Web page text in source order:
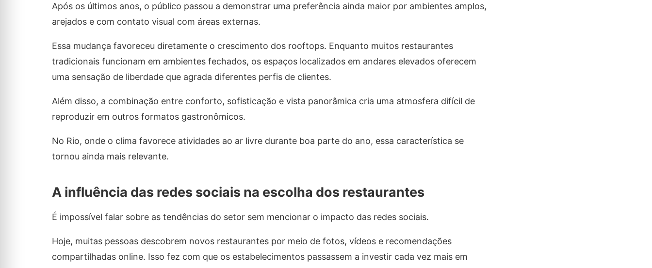
Após os últimos anos, o público passou a demonstrar uma preferência ainda maior por ambientes amplos,
arejados e com contato visual com áreas externas.
Essa mudança favoreceu diretamente o crescimento dos rooftops. Enquanto muitos restaurantes
tradicionais funcionam em ambientes fechados, os espaços localizados em andares elevados oferecem
uma sensação de liberdade que agrada diferentes perfis de clientes.
Além disso, a combinação entre conforto, sofisticação e vista panorâmica cria uma atmosfera difícil de
reproduzir em outros formatos gastronômicos.
No Rio, onde o clima favorece atividades ao ar livre durante boa parte do ano, essa característica se
tornou ainda mais relevante.
A influência das redes sociais na escolha dos restaurantes
É impossível falar sobre as tendências do setor sem mencionar o impacto das redes sociais.
Hoje, muitas pessoas descobrem novos restaurantes por meio de fotos, vídeos e recomendações
compartilhadas online. Isso fez com que os estabelecimentos passassem a investir cada vez mais em